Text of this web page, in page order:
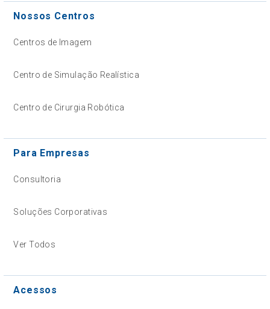
Nossos Centros
Centros de Imagem
Centro de Simulação Realística
Centro de Cirurgia Robótica
Para Empresas
Consultoria
Soluções Corporativas
Ver Todos
Acessos